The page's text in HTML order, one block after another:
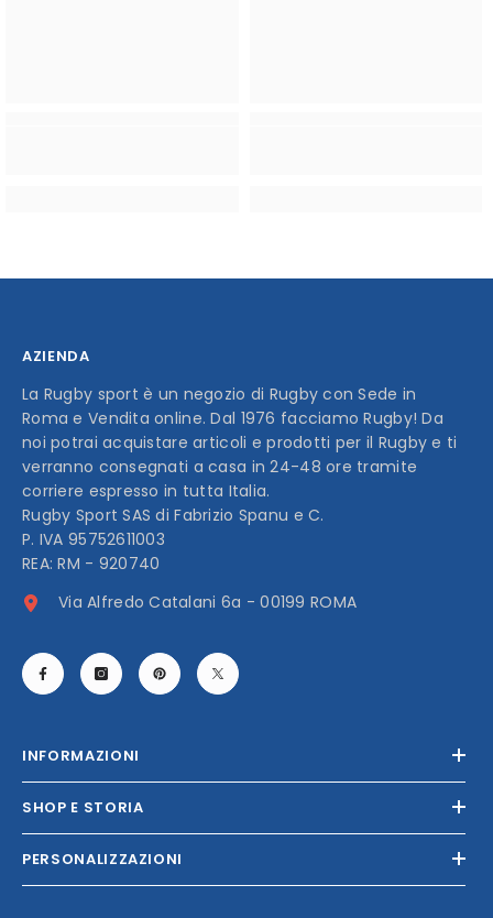
AZIENDA
La Rugby sport è un negozio di Rugby con Sede in
Roma e Vendita online. Dal 1976 facciamo Rugby! Da
noi potrai acquistare articoli e prodotti per il Rugby e ti
verranno consegnati a casa in 24-48 ore tramite
corriere espresso in tutta Italia.
Rugby Sport SAS di Fabrizio Spanu e C.
P. IVA 95752611003
REA: RM - 920740
Via Alfredo Catalani 6a - 00199 ROMA
INFORMAZIONI
SHOP E STORIA
PERSONALIZZAZIONI